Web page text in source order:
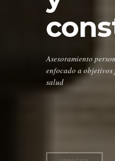
Asesoramiento
enfocado a objetivos
salud